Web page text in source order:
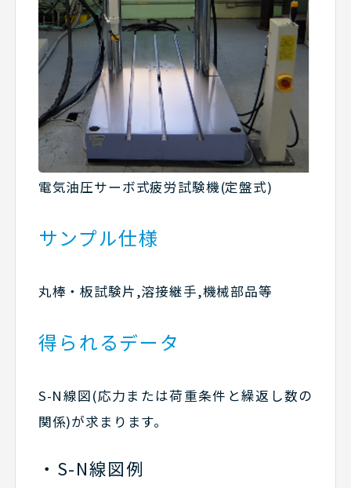
電気油圧サーボ式疲労試験機(定盤式)
サンプル仕様
丸棒・板試験片,溶接継手,機械部品等
得られるデータ
S-N線図(応力または荷重条件と繰返し数の
関係)が求まります。
S-N線図例